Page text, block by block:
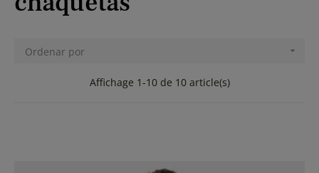
Ordenar por 
Affichage 1-10 de 10 article(s)